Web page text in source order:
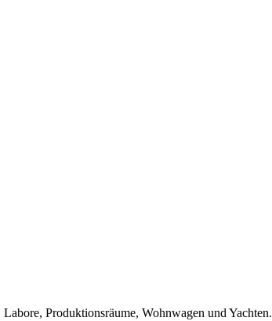
Produktionsräume, Wohnwagen und Yachten.